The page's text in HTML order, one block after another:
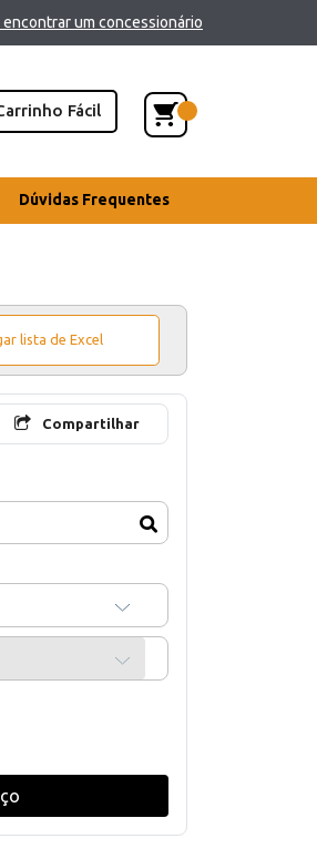
encontrar um concessionário
Fácil
Dúvidas Frequentes
lista de Excel
Compartilhar